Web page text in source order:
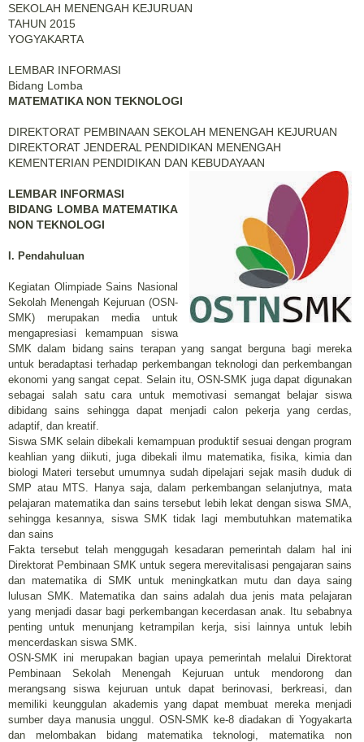
SEKOLAH MENENGAH KEJURUAN
TAHUN 2015
YOGYAKARTA
LEMBAR INFORMASI
Bidang Lomba
MATEMATIKA NON TEKNOLOGI
DIREKTORAT PEMBINAAN SEKOLAH MENENGAH KEJURUAN
DIREKTORAT JENDERAL PENDIDIKAN MENENGAH
KEMENTERIAN PENDIDIKAN DAN KEBUDAYAAN
LEMBAR INFORMASI
BIDANG LOMBA MATEMATIKA
NON TEKNOLOGI
I. Pendahuluan
Kegiatan Olimpiade Sains Nasional
Sekolah Menengah Kejuruan (OSN-
SMK) merupakan media untuk
mengapresiasi kemampuan siswa
SMK dalam bidang sains terapan yang sangat berguna bagi mereka
untuk beradaptasi terhadap perkembangan teknologi dan perkembangan
ekonomi yang sangat cepat. Selain itu, OSN-SMK juga dapat digunakan
sebagai salah satu cara untuk memotivasi semangat belajar siswa
dibidang sains sehingga dapat menjadi calon pekerja yang cerdas,
adaptif, dan kreatif.
Siswa SMK selain dibekali kemampuan produktif sesuai dengan program
keahlian yang diikuti, juga dibekali ilmu matematika, fisika, kimia dan
biologi Materi tersebut umumnya sudah dipelajari sejak masih duduk di
SMP atau MTS. Hanya saja, dalam perkembangan selanjutnya, mata
pelajaran matematika dan sains tersebut lebih lekat dengan siswa SMA,
sehingga kesannya, siswa SMK tidak lagi membutuhkan matematika
dan sains
Fakta tersebut telah menggugah kesadaran pemerintah dalam hal ini
Direktorat Pembinaan SMK untuk segera merevitalisasi pengajaran sains
dan matematika di SMK untuk meningkatkan mutu dan daya saing
lulusan SMK. Matematika dan sains adalah dua jenis mata pelajaran
yang menjadi dasar bagi perkembangan kecerdasan anak. Itu sebabnya
penting untuk menunjang ketrampilan kerja, sisi lainnya untuk lebih
mencerdaskan siswa SMK.
OSN-SMK ini merupakan bagian upaya pemerintah melalui Direktorat
Pembinaan Sekolah Menengah Kejuruan untuk mendorong dan
merangsang siswa kejuruan untuk dapat berinovasi, berkreasi, dan
memiliki keunggulan akademis yang dapat membuat mereka menjadi
sumber daya manusia unggul. OSN-SMK ke-8 diadakan di Yogyakarta
dan melombakan bidang matematika teknologi, matematika non